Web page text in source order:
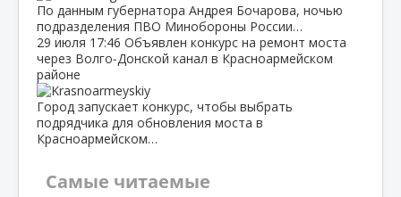
По данным губернатора Андрея Бочарова, ночью
подразделения ПВО Минобороны России…
29 июля 17:46 Объявлен конкурс на ремонт моста
через Волго‑Донской канал в Красноармейском
районе
Город запускает конкурс, чтобы выбрать
подрядчика для обновления моста в
Красноармейском…
Самые читаемые